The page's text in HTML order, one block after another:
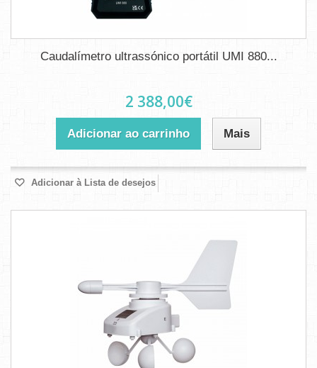
Caudalímetro ultrassónico portátil UMI 880...
2 388,00€
Adicionar ao carrinho Mais
Adicionar à Lista de desejos